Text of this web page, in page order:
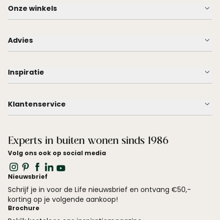
Onze winkels
Advies
Inspiratie
Klantenservice
Experts in buiten wonen sinds 1986
Volg ons ook op social media
Nieuwsbrief
Schrijf je in voor de Life nieuwsbrief en ontvang €50,-
korting op je volgende aankoop!
Brochure